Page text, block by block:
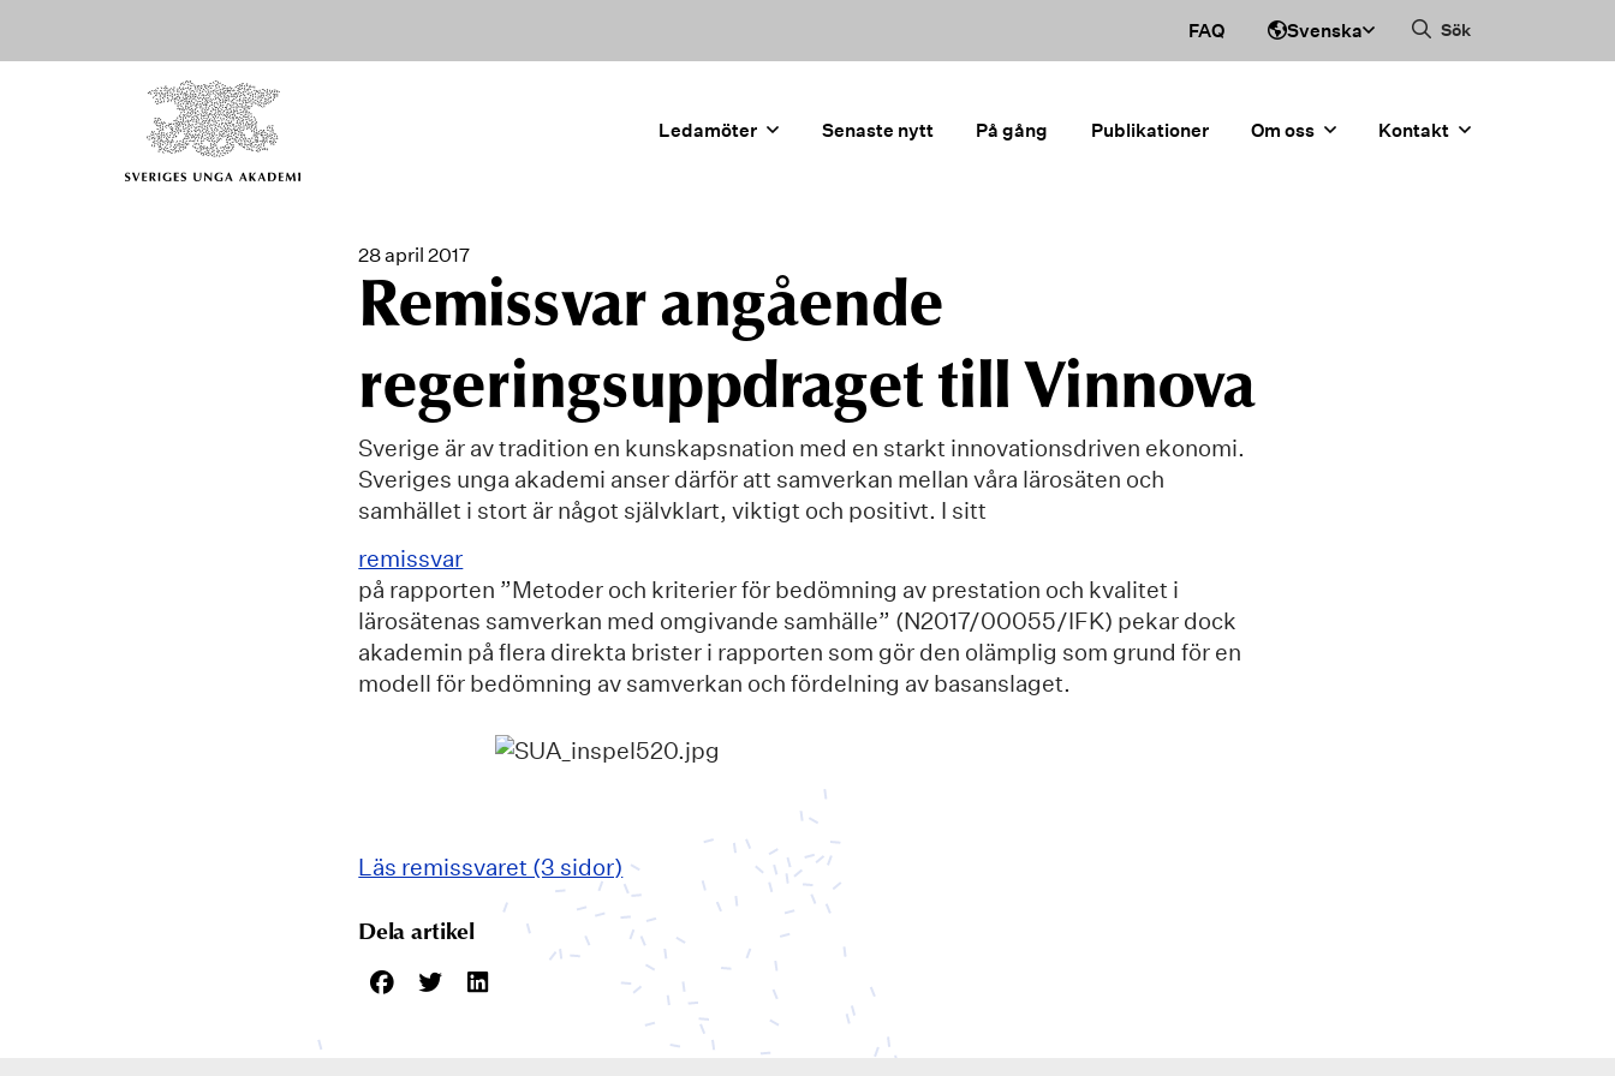
FAQ Svenska Sök
Ledamöter Senaste nytt På gång Publikationer Om oss Kontakt
28 april 2017
Remissvar angående
regeringsuppdraget till Vinnova
Sverige är av tradition en kunskapsnation med en starkt innovationsdriven ekonomi.
Sveriges unga akademi anser därför att samverkan mellan våra lärosäten och
samhället i stort är något självklart, viktigt och positivt. I sitt
remissvar
på rapporten ”Metoder och kriterier för bedömning av prestation och kvalitet i
lärosätenas samverkan med omgivande samhälle” (N2017/00055/IFK) pekar dock
akademin på flera direkta brister i rapporten som gör den olämplig som grund för en
modell för bedömning av samverkan och fördelning av basanslaget.
Läs remissvaret (3 sidor)
Dela artikel